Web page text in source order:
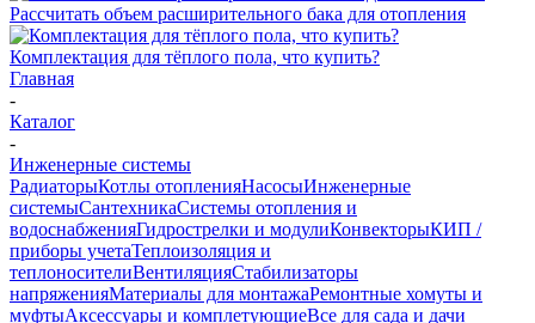
Рассчитать объем расширительного бака для отопления
Комплектация для тёплого пола, что купить?
Главная
-
Каталог
-
Инженерные системы
РадиаторыКотлы отопленияНасосыИнженерные
системыСантехникаСистемы отопления и
водоснабженияГидрострелки и модулиКонвекторыКИП /
приборы учетаТеплоизоляция и
теплоносителиВентиляцияСтабилизаторы
напряженияМатериалы для монтажаРемонтные хомуты и
муфтыАксессуары и комплетующиеВсе для сада и дачи